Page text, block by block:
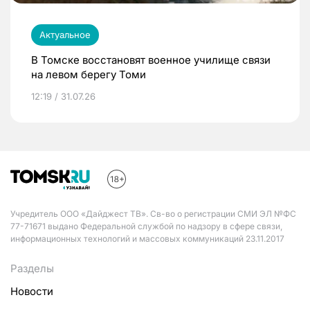
Актуальное
В Томске восстановят военное училище связи
на левом берегу Томи
12:19 / 31.07.26
Учредитель ООО «Дайджест ТВ». Св-во о регистрации СМИ ЭЛ №ФС
77-71671 выдано Федеральной службой по надзору в сфере связи,
информационных технологий и массовых коммуникаций 23.11.2017
Разделы
Новости